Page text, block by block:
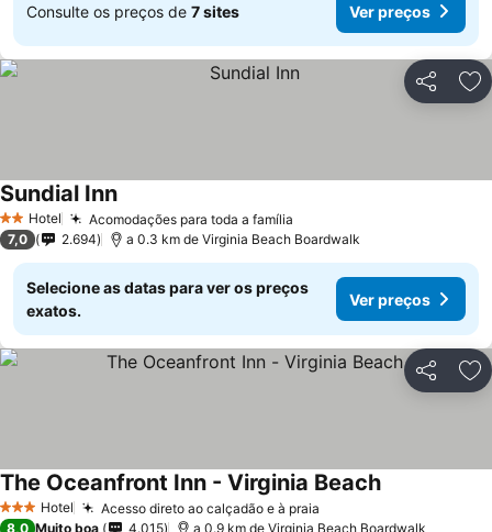
Consulte os preços de 7 sites Ver preços
Partilhar
2 Estrelas
Hotel Acomodações para toda a família
Sundial Inn
7,0 2.694 a 0.3 km de Virginia Beach Boardwalk
Selecione as datas para ver os preços
exatos.
Ver preços
Partilhar
3 EstrelasHotel Acesso direto ao calçadão e à praia
The Oceanfront Inn - Virginia Beach
8,0 Muito boa 4.015 a 0.9 km de Virginia Beach Boardwalk